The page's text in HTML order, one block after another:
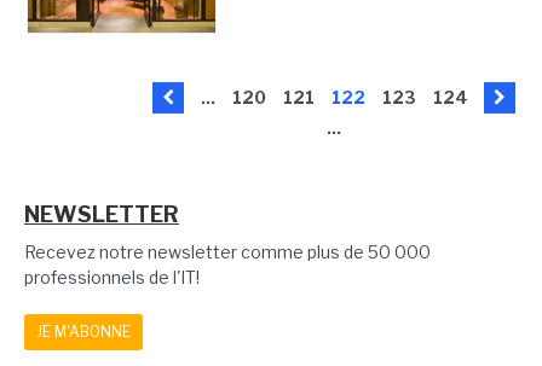
... 120 121 122 123
124
...
NEWSLETTER
Recevez notre newsletter comme plus de 50 000
professionnels de l'IT!
JE M'ABONNE